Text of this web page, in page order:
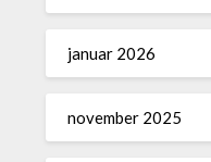
januar 2026
november 2025